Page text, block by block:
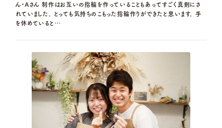
ん・Aさん 制作はお互いの指輪を作っていることもあってすごく真剣にさ
れていました。 とっても気持ちのこもった指輪作りができたと思います。 手
を休めていると…